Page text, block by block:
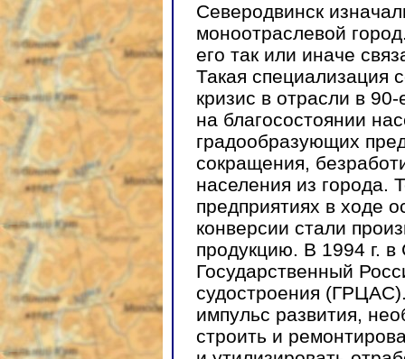
Северодвинск
моноотраслевой
его так или иначе
Такая специализация
кризис в отрасли в
на благосостоянии
градообразующих
сокращения,
населения из города.
предприятиях в ходе
конверсии стали
продукцию. В 1994 г.
Государственный
судостроения
импульс развития,
строить и